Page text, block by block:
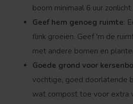
boom minimaal 6 uur
Geef hem genoeg ruimte:
flink groeien. Geef 'm de
met andere bomen en
Goede grond voor
vochtige, goed doorlatende
wat compost toe voor extra